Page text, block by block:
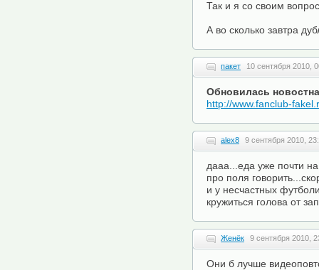
Так и я со своим
А во сколько завтра
пакет 10 сентября 2010,
Обновилась
http://www.fanclub-
alex8 9 сентября 2010,
дааа...еда уже почти
про поля
и у несчастных
кружиться голова от
Женёк 9 сентября 2010,
Они б лучше